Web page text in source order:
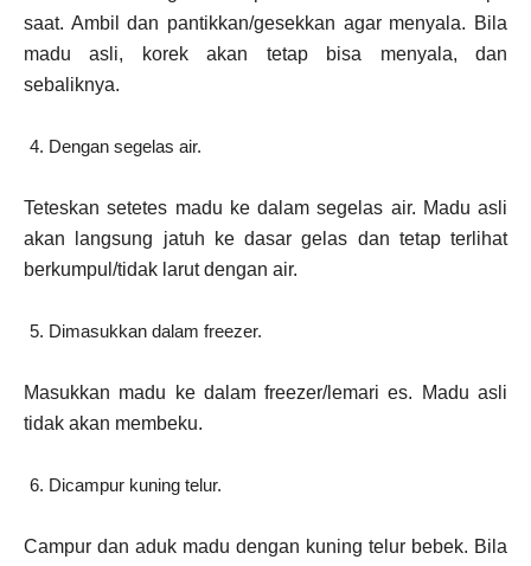
saat. Ambil dan pantikkan/gesekkan agar menyala. Bila
madu asli, korek akan tetap bisa menyala, dan
sebaliknya.
Dengan segelas air.
Teteskan setetes madu ke dalam segelas air. Madu asli
akan langsung jatuh ke dasar gelas dan tetap terlihat
berkumpul/tidak larut dengan air.
Dimasukkan dalam freezer.
Masukkan madu ke dalam freezer/lemari es. Madu asli
tidak akan membeku.
Dicampur kuning telur.
Campur dan aduk madu dengan kuning telur bebek. Bila